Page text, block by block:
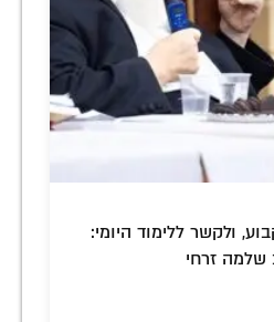
ולקשר ללימוד היומי:
זרחי